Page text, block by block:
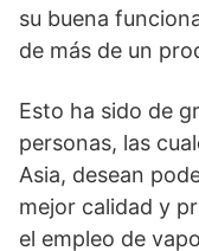
su buena
de más de un
Esto ha sido de
personas, las
Asia, desean
mejor calidad y
el empleo de